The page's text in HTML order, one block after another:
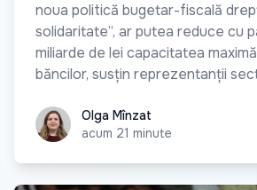
noua politică bugetar-fiscală
solidaritate”, ar putea reduce cu
miliarde de lei capacitatea
băncilor, susțin reprezentanții
Olga MînzatOlga Mînzat
acum 21 minute